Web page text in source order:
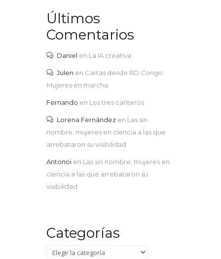
Últimos
Comentarios
Daniel en La IA creativa
Julen en Cartas desde RD Congo:
Mujeres en marcha
Fernando en Los tres canteros
Lorena Fernández en Las sin
nombre: mujeres en ciencia a las que
arrebataron su visibilidad
Antonoi en Las sin nombre: mujeres en
ciencia a las que arrebataron su
visibilidad
Categorías
Categorías